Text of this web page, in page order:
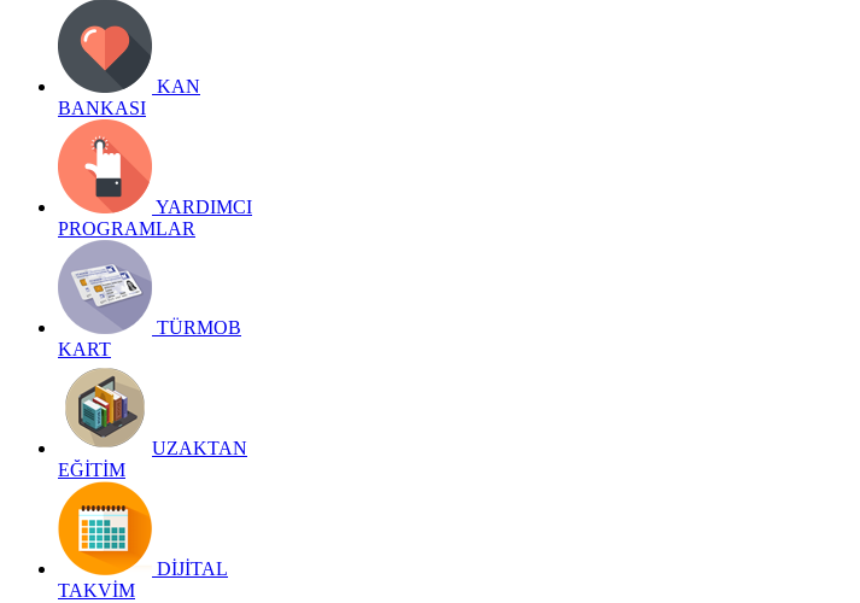
KAN
BANKASI
YARDIMCI
PROGRAMLAR
TÜRMOB
KART
UZAKTAN
EĞİTİM
DİJİTAL
TAKVİM